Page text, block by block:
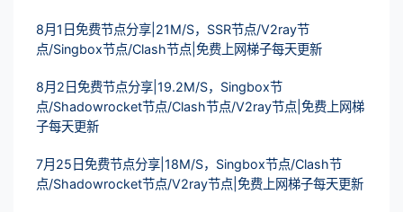
8月1日免费节点分享|21M/S，SSR节点/V2ray节
点/Singbox节点/Clash节点|免费上网梯子每天更新
8月2日免费节点分享|19.2M/S，Singbox节
点/Shadowrocket节点/Clash节点/V2ray节点|免费上网梯
子每天更新
7月25日免费节点分享|18M/S，Singbox节点/Clash节
点/Shadowrocket节点/V2ray节点|免费上网梯子每天更新